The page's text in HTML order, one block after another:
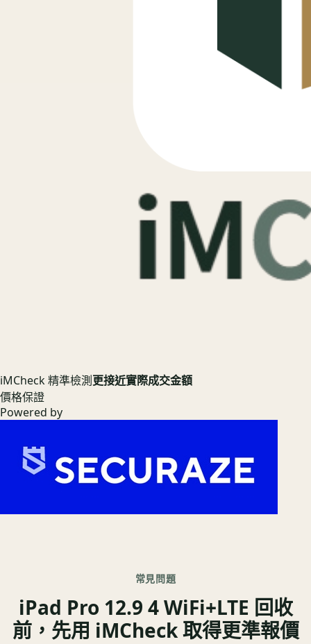
iMCheck 精準檢測更接近實際成交金額
價格保證
Powered by
常見問題
iPad Pro 12.9 4 WiFi+LTE 回收
前，先用 iMCheck 取得更準報價